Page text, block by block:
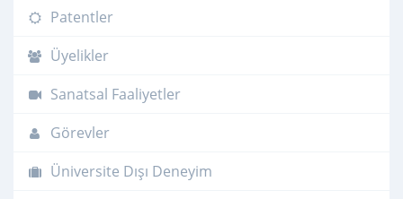
Patentler
Üyelikler
Sanatsal Faaliyetler
Görevler
Üniversite Dışı Deneyim